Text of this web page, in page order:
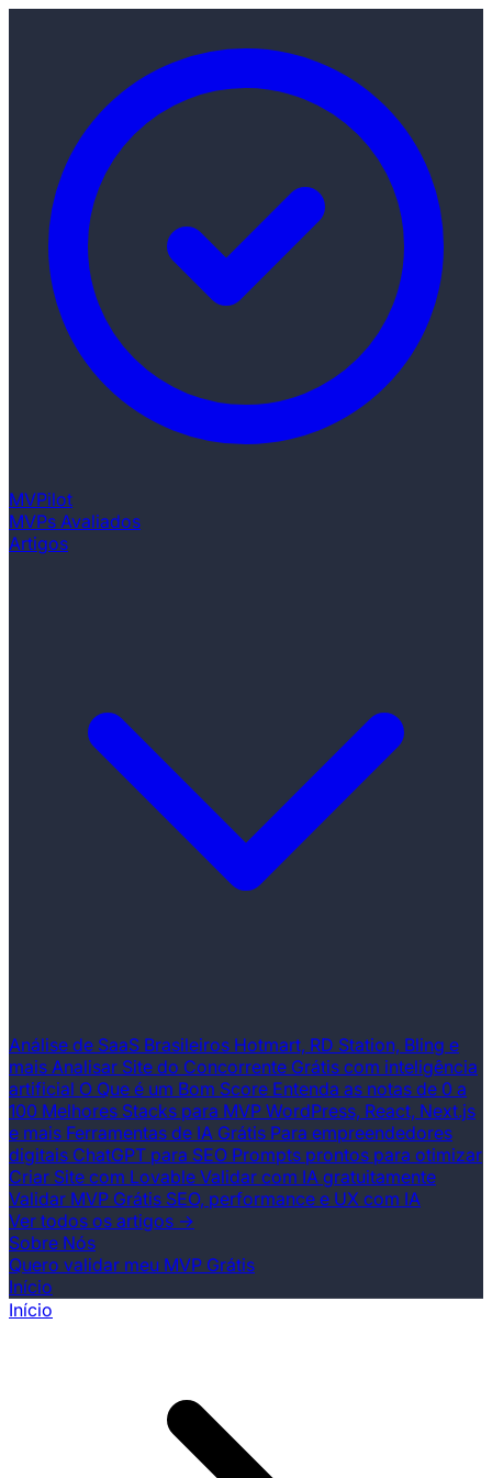
MVPilot
MVPs Avaliados
Artigos
Análise de SaaS Brasileiros Hotmart, RD Station, Bling e
mais Analisar Site do Concorrente Grátis com inteligência
artificial O Que é um Bom Score Entenda as notas de 0 a
100 Melhores Stacks para MVP WordPress, React, Next.js
e mais Ferramentas de IA Grátis Para empreendedores
digitais ChatGPT para SEO Prompts prontos para otimizar
Criar Site com Lovable Validar com IA gratuitamente
Validar MVP Grátis SEO, performance e UX com IA
Ver todos os artigos →
Sobre Nós
Quero validar meu MVP Grátis
Início
Início